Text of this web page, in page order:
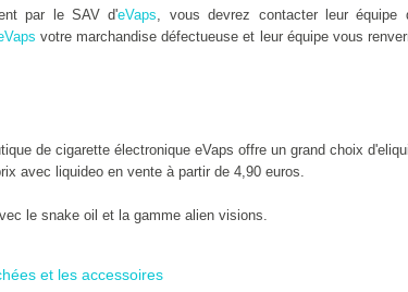
par le SAV d'eVaps, vous devrez contacter leur
votre marchandise défectueuse et leur équipe vous
de cigarette électronique eVaps offre un grand choix
avec liquideo en vente à partir de 4,90 euros.
le snake oil et la gamme alien visions.
et les accessoires